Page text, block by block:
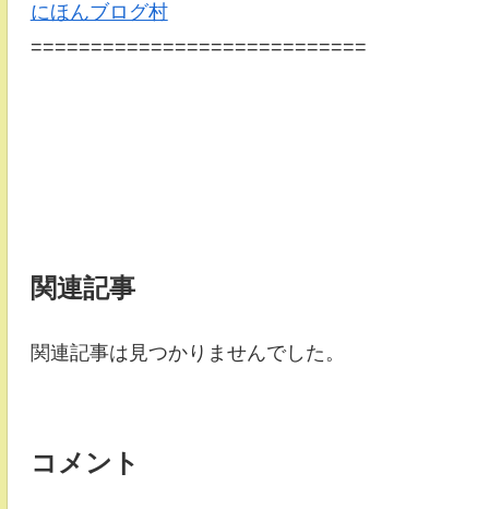
にほんブログ村
============================
関連記事
関連記事は見つかりませんでした。
コメント